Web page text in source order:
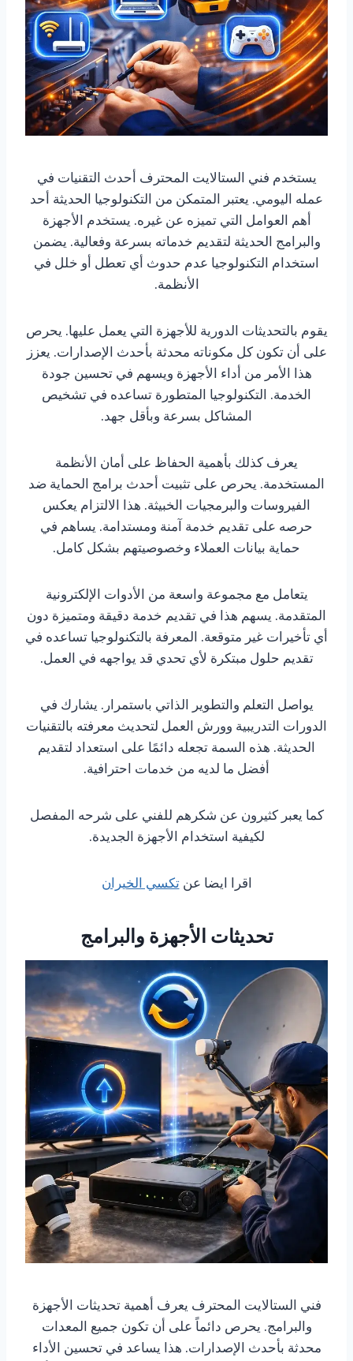
يستخدم فني الستالايت المحترف أحدث التقنيات في
عمله اليومي. يعتبر المتمكن من التكنولوجيا الحديثة أحد
أهم العوامل التي تميزه عن غيره. يستخدم الأجهزة
والبرامج الحديثة لتقديم خدماته بسرعة وفعالية. يضمن
استخدام التكنولوجيا عدم حدوث أي تعطل أو خلل في
الأنظمة.
يقوم بالتحديثات الدورية للأجهزة التي يعمل عليها. يحرص
على أن تكون كل مكوناته محدثة بأحدث الإصدارات. يعزز
هذا الأمر من أداء الأجهزة ويسهم في تحسين جودة
الخدمة. التكنولوجيا المتطورة تساعده في تشخيص
المشاكل بسرعة وبأقل جهد.
يعرف كذلك بأهمية الحفاظ على أمان الأنظمة
المستخدمة. يحرص على تثبيت أحدث برامج الحماية ضد
الفيروسات والبرمجيات الخبيثة. هذا الالتزام يعكس
حرصه على تقديم خدمة آمنة ومستدامة. يساهم في
حماية بيانات العملاء وخصوصيتهم بشكل كامل.
يتعامل مع مجموعة واسعة من الأدوات الإلكترونية
المتقدمة. يسهم هذا في تقديم خدمة دقيقة ومتميزة دون
أي تأخيرات غير متوقعة. المعرفة بالتكنولوجيا تساعده في
تقديم حلول مبتكرة لأي تحدي قد يواجهه في العمل.
يواصل التعلم والتطوير الذاتي باستمرار. يشارك في
الدورات التدريبية وورش العمل لتحديث معرفته بالتقنيات
الحديثة. هذه السمة تجعله دائمًا على استعداد لتقديم
أفضل ما لديه من خدمات احترافية.
كما يعبر كثيرون عن شكرهم للفني على شرحه المفصل
لكيفية استخدام الأجهزة الجديدة.
اقرا ايضا عنتكسي الخيران
تحديثات الأجهزة والبرامج
فني الستالايت المحترف يعرف أهمية تحديثات الأجهزة
والبرامج. يحرص دائماً على أن تكون جميع المعدات
محدثة بأحدث الإصدارات. هذا يساعد في تحسين الأداء